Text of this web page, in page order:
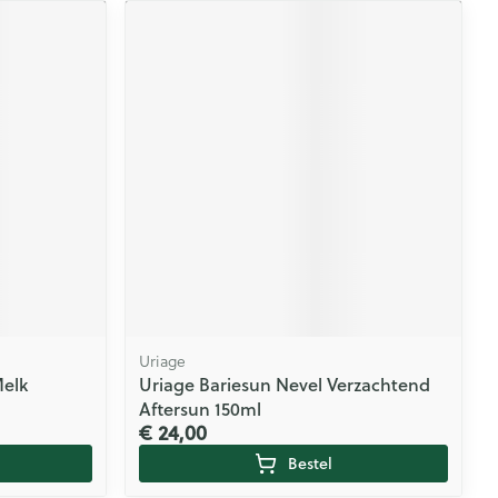
Uriage
Uriage Bariesun Nevel Verzachtend
Aftersun 150ml
€ 24,00
Bestel